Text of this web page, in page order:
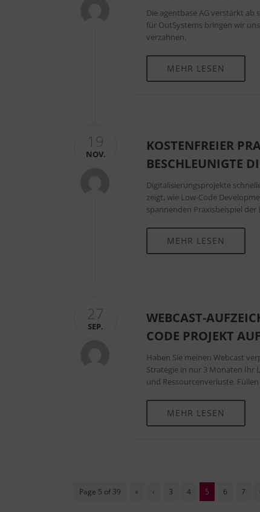
Die agentbase AG verstärkt ab
für OutSystems bringen wir
verzahnen.
MEHR LESEN
19
NOV.
KOSTENFREIER
BESCHLEUNIGTE
Digitalisierungsprojekte
zeigt, wie Low-Code
spannenden Praxisbeispiel der
MEHR LESEN
27
SEP.
WEBCAST-
CODE PROJEKT
Haben Sie meinen Webcast
Strategie in nur 3 Monaten Ihr
und Ressourcenverluste.
MEHR LESEN
Page 5 of 39 « ‹ 3 4 5 6 7